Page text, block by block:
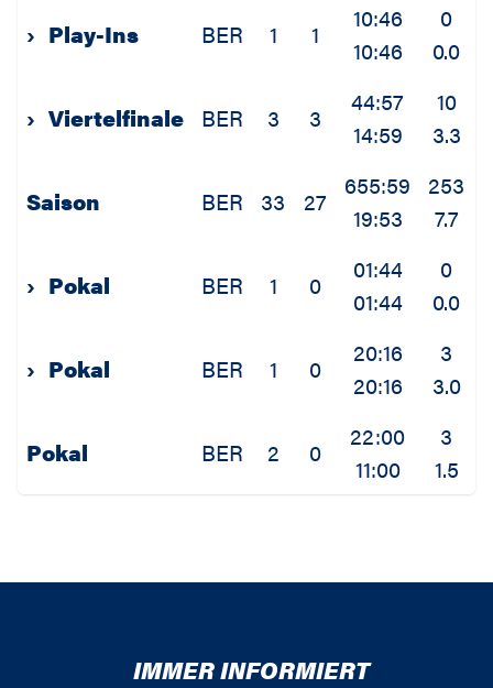
› Play-Ins BER 1 1
10:46
10:46
0
0.0
› Viertelfinale BER 3 3
44:57
14:59
10
3.3
Saison BER 33 27
655:59
19:53
253
7.7
› Pokal BER 1 0
01:44
01:44
0
0.0
› Pokal BER 1 0
20:16
20:16
3
3.0
Pokal BER 2 0
22:00
11:00
3
1.5
IMMER INFORMIERT